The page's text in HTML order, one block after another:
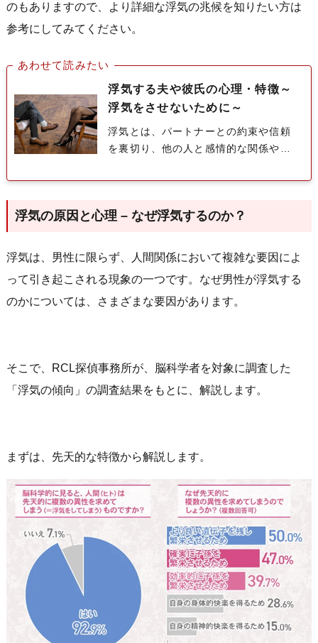
のもありますので、より詳細な浮気の兆候を知りたい方は
参考にしてみてください。
あわせて読みたい
浮気する夫や彼氏の心理・特徴～
浮気をさせないために～
浮気とは、パートナーとの約束や信頼
を裏切り、他の人と感情的な関係や性
の浮気は、多くの場合、単なる肉体的
含...
浮気の原因と心理 – なぜ浮気するのか？
浮気は、男性に限らず、人間関係において複雑な要因によ
って引き起こされる現象の一つです。なぜ男性が浮気する
のかについては、さまざまな要因があります。
そこで、RCL探偵事務所が、脳科学者を対象に調査した
「浮気の傾向」の調査結果をもとに、解説します。
まずは、先天的な特徴から解説します。